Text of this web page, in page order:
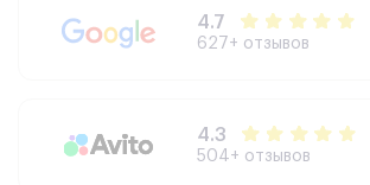
4.7
627+ отзывов
4.3
504+ отзывов